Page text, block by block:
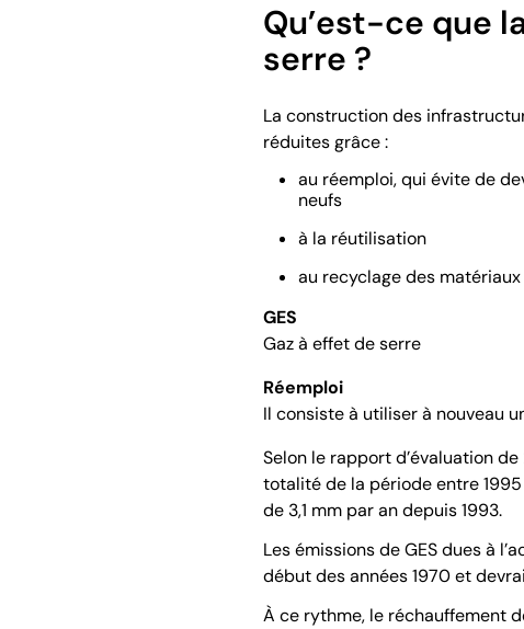
Qu’est-ce que
serre ?
La construction des
réduites grâce :
au réemploi, qui évite de
neufs
à la réutilisation
au recyclage des
GES
Gaz à effet de serre
Réemploi
Il consiste à utiliser à nouveau
Selon le rapport d’évaluation
totalité de la période entre
de 3,1 mm par an depuis 1993.
Les émissions de GES dues à
début des années 1970 et
À ce rythme, le réchauffement